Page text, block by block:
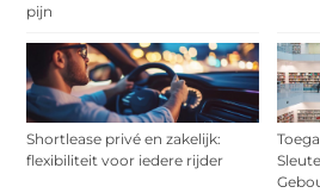
pijn
Shortlease privé en zakelijk:
flexibiliteit voor iedere rijder